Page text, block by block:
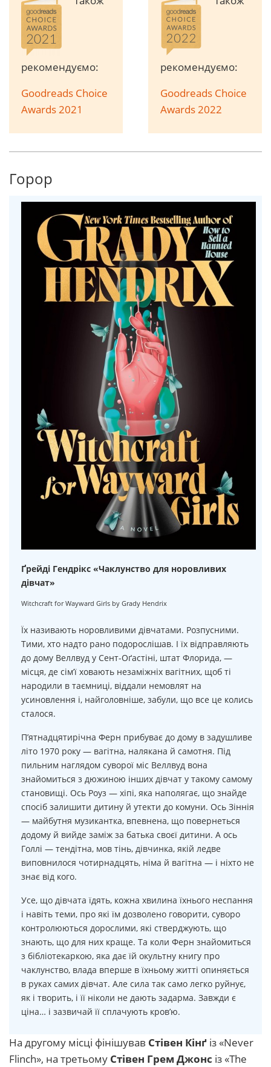
рекомендуємо:
Goodreads Choice
Awards 2021
рекомендуємо:
Goodreads Choice
Awards 2022
Горор
Ґрейді Гендрікс «Чаклунство для норовливих
дівчат»
Witchcraft for Wayward Girls by Grady Hendrix
Їх називають норовливими дівчатами. Розпусними.
Тими, хто надто рано подорослішав. І їх відправляють
до дому Веллвуд у Сент-Оґастіні, штат Флорида, —
місця, де сім’ї ховають незаміжніх вагітних, щоб ті
народили в таємниці, віддали немовлят на
усиновлення і, найголовніше, забули, що все це колись
сталося.
П’ятнадцятирічна Ферн прибуває до дому в задушливе
літо 1970 року — вагітна, налякана й самотня. Під
пильним наглядом суворої міс Веллвуд вона
знайомиться з дюжиною інших дівчат у такому самому
становищі. Ось Роуз — хіпі, яка наполягає, що знайде
спосіб залишити дитину й утекти до комуни. Ось Зіннія
— майбутня музикантка, впевнена, що повернеться
додому й вийде заміж за батька своєї дитини. А ось
Голлі — тендітна, мов тінь, дівчинка, якій ледве
виповнилося чотирнадцять, німа й вагітна — і ніхто не
знає від кого.
Усе, що дівчата їдять, кожна хвилина їхнього неспання
і навіть теми, про які їм дозволено говорити, суворо
контролюються дорослими, які стверджують, що
знають, що для них краще. Та коли Ферн знайомиться
з бібліотекаркою, яка дає їй окультну книгу про
чаклунство, влада вперше в їхньому житті опиняється
в руках самих дівчат. Але сила так само легко руйнує,
як і творить, і її ніколи не дають задарма. Завжди є
ціна… і зазвичай її сплачують кров’ю.
На другому місці фінішував Стівен Кінґ із «Never
Flinch», на третьому Стівен Грем Джонс із «The